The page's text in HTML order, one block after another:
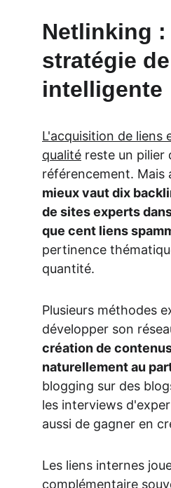
Netlinking :
stratégie
intelligente
L'acquisition de liens
qualité reste un pilier
référencement. Mais
mieux vaut dix
de sites experts
que cent liens
pertinence
quantité.
Plusieurs méthodes
développer son
création de
naturellement au
blogging sur des
les interviews
aussi de gagner en
Les liens internes
complémentaire